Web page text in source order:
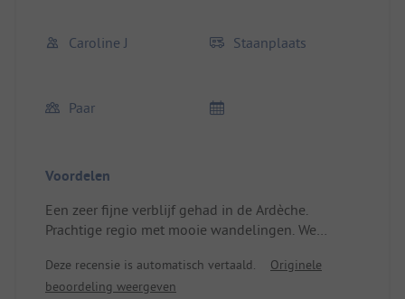
Caroline J Staanplaats
Paar
Voordelen
Een zeer fijne verblijf gehad in de Ardèche.
Prachtige regio met mooie wandelingen. We
rivieren gebaad met prachtige landschappen.
Locatie/Huisvesting: Heel mooie natuurcamping
Deze recensie is automatisch vertaald.
Originele
beoordeling weergeven